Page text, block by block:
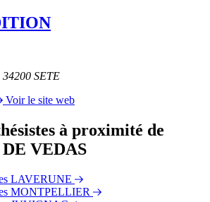
SETE
Voir le site web
à proximité de
VEDAS
LAVERUNE
MONTPELLIER